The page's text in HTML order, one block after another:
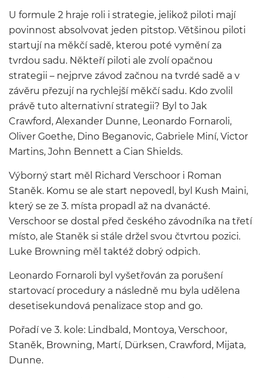
U formule 2 hraje roli i strategie, jelikož piloti mají
povinnost absolvovat jeden pitstop. Většinou piloti
startují na měkčí sadě, kterou poté vymění za
tvrdou sadu. Někteří piloti ale zvolí opačnou
strategii – nejprve závod začnou na tvrdé sadě a v
závěru přezují na rychlejší měkčí sadu. Kdo zvolil
právě tuto alternativní strategii? Byl to Jak
Crawford, Alexander Dunne, Leonardo Fornaroli,
Oliver Goethe, Dino Beganovic, Gabriele Miní, Victor
Martins, John Bennett a Cian Shields.
Výborný start měl Richard Verschoor i Roman
Staněk. Komu se ale start nepovedl, byl Kush Maini,
který se ze 3. místa propadl až na dvanácté.
Verschoor se dostal před českého závodníka na třetí
místo, ale Staněk si stále držel svou čtvrtou pozici.
Luke Browning měl taktéž dobrý odpich.
Leonardo Fornaroli byl vyšetřován za porušení
startovací procedury a následně mu byla udělena
desetisekundová penalizace stop and go.
Pořadí ve 3. kole: Lindbald, Montoya, Verschoor,
Staněk, Browning, Martí, Dürksen, Crawford, Mijata,
Dunne.